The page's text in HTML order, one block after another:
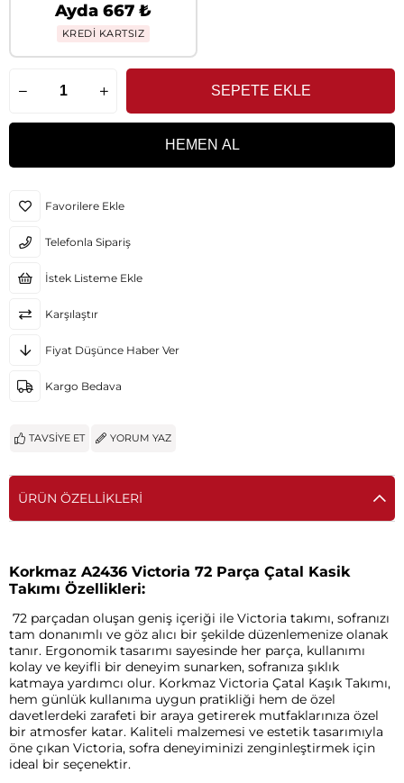
Ayda 667 ₺
KREDİ KARTSIZ
Favorilere Ekle
Telefonla Sipariş
İstek Listeme Ekle
Karşılaştır
Fiyat Düşünce Haber Ver
Kargo Bedava
TAVSIYE ET YORUM YAZ
ÜRÜN ÖZELLIKLERI
Korkmaz A2436 Victoria 72 Parça Çatal Kasik
Takımı Özellikleri:
72 parçadan oluşan geniş içeriği ile Victoria takımı, sofranızı
tam donanımlı ve göz alıcı bir şekilde düzenlemenize olanak
tanır. Ergonomik tasarımı sayesinde her parça, kullanımı
kolay ve keyifli bir deneyim sunarken, sofranıza şıklık
katmaya yardımcı olur. Korkmaz Victoria Çatal Kaşık Takımı,
hem günlük kullanıma uygun pratikliği hem de özel
davetlerdeki zarafeti bir araya getirerek mutfaklarınıza özel
bir atmosfer katar. Kaliteli malzemesi ve estetik tasarımıyla
öne çıkan Victoria, sofra deneyiminizi zenginleştirmek için
ideal bir seçenektir.